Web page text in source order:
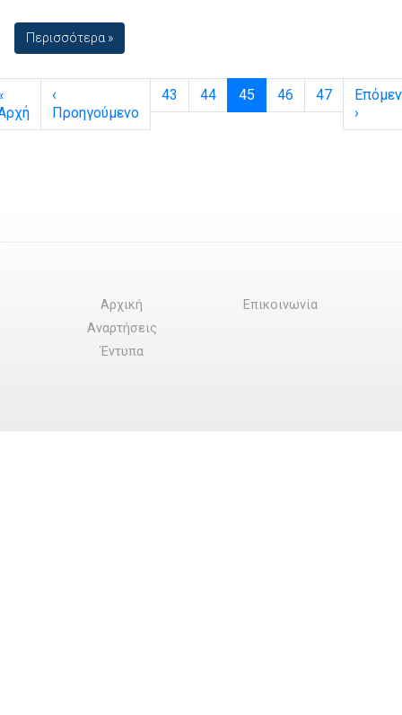
Περισσότερα »
‹
Προηγούμενο
Page
43 Page
44 Current Page
45 Page
46 Page
47
›
Αρχική
Αναρτήσεις
Έντυπα
Επικοινωνία